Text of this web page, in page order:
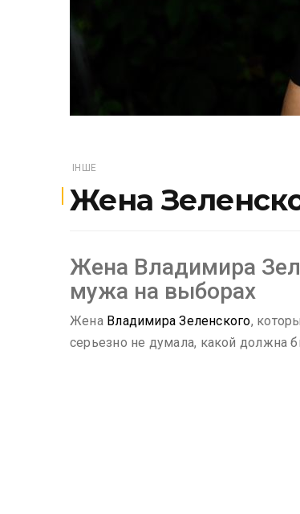
ІНШЕ
Жена
Жена Владимира
мужа на выборах
Жена Владимира Зеленского,
серьезно не думала, какой должна